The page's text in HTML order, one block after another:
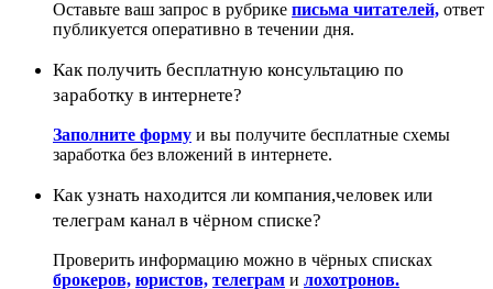
Оставьте ваш запрос в рубрике письма читателей, ответ
публикуется оперативно в течении дня.
Как получить бесплатную консультацию по
заработку в интернете?
Заполните форму и вы получите бесплатные схемы
заработка без вложений в интернете.
Как узнать находится ли компания,человек или
телеграм канал в чёрном списке?
Проверить информацию можно в чёрных списках
брокеров, юристов, телеграм и лохотронов.